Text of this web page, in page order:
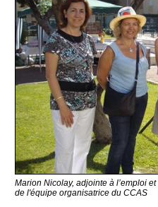
Marion Nicolay, adjointe à l’emploi
de l'équipe organisatrice du CCAS